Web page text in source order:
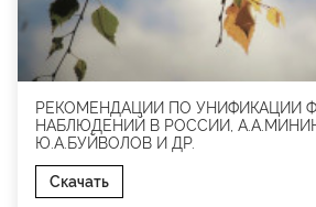
РЕКОМЕНДАЦИИ ПО УНИФИКАЦИИ
НАБЛЮДЕНИЙ В РОССИИ,
Ю.А.БУЙВОЛОВ И ДР.
Скачать